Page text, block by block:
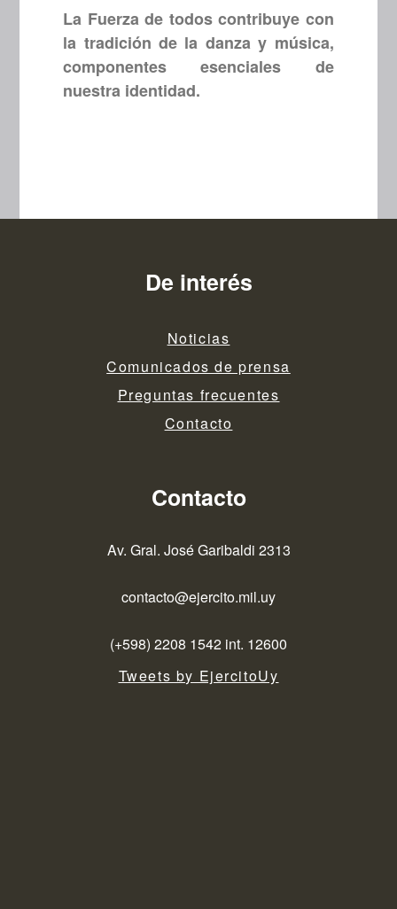
La Fuerza de todos contribuye con
la tradición de la danza y música,
componentes esenciales de
nuestra identidad.
De interés
Noticias
Comunicados de prensa
Preguntas frecuentes
Contacto
Contacto
Av. Gral. José Garibaldi 2313
contacto@ejercito.mil.uy
(+598) 2208 1542 int. 12600
Tweets by EjercitoUy